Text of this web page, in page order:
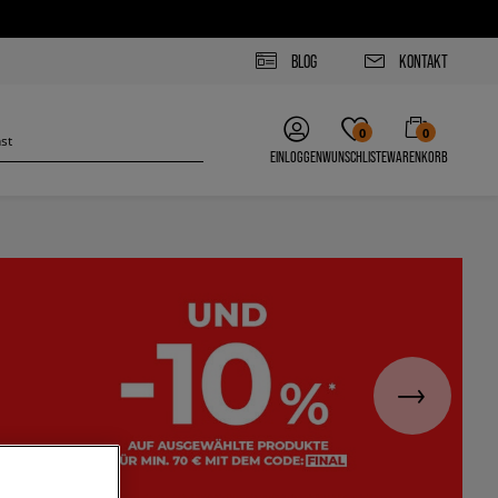
BLOG KONTAKT
EINLOGGEN
0
WUNSCHLISTE
0
WARENKORB